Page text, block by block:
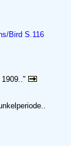
Bird S.116